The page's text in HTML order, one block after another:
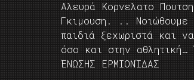
Αλευρά Κορνελατο
Γκιμουση. .. Νοιώθουμε
παιδιά ξεχωριστά και
όσο και στην
ΈΝΩΣΗΣ ΕΡΜΙΟΝΊΔΑΣ